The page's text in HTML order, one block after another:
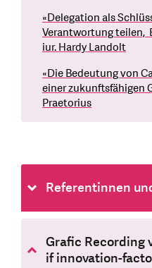
«Delegation als
Verantwortung teilen,
iur. Hardy Landolt
«Die Bedeutung von
einer zukunftsfähigen
Praetorius
Referentinnen
Grafic Recording
if innovation-